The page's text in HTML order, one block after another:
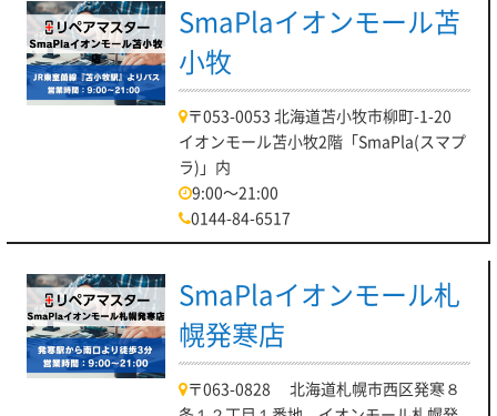
SmaPlaイオンモール苫
小牧
〒053-0053 北海道苫小牧市柳町-1-20
イオンモール苫小牧2階「SmaPla(スマプ
ラ)」内
9:00～21:00
0144-84-6517
SmaPlaイオンモール札
幌発寒店
〒063-0828 北海道札幌市西区発寒８